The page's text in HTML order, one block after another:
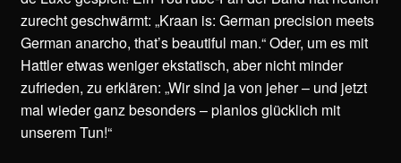
zurecht geschwärmt: „Kraan is: German precision meets
German anarcho, that’s beautiful man.“ Oder, um es mit
Hattler etwas weniger ekstatisch, aber nicht minder
zufrieden, zu erklären: „Wir sind ja von jeher – und jetzt
mal wieder ganz besonders – planlos glücklich mit
unserem Tun!“